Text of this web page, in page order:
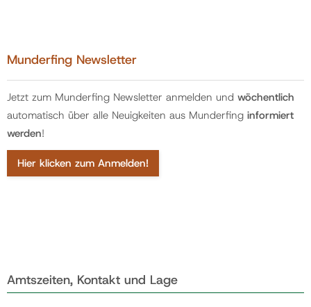
Munderfing Newsletter
Jetzt zum Munderfing Newsletter anmelden und wöchentlich
automatisch über alle Neuigkeiten aus Munderfing informiert
werden!
Hier klicken zum Anmelden!
Amtszeiten, Kontakt und Lage